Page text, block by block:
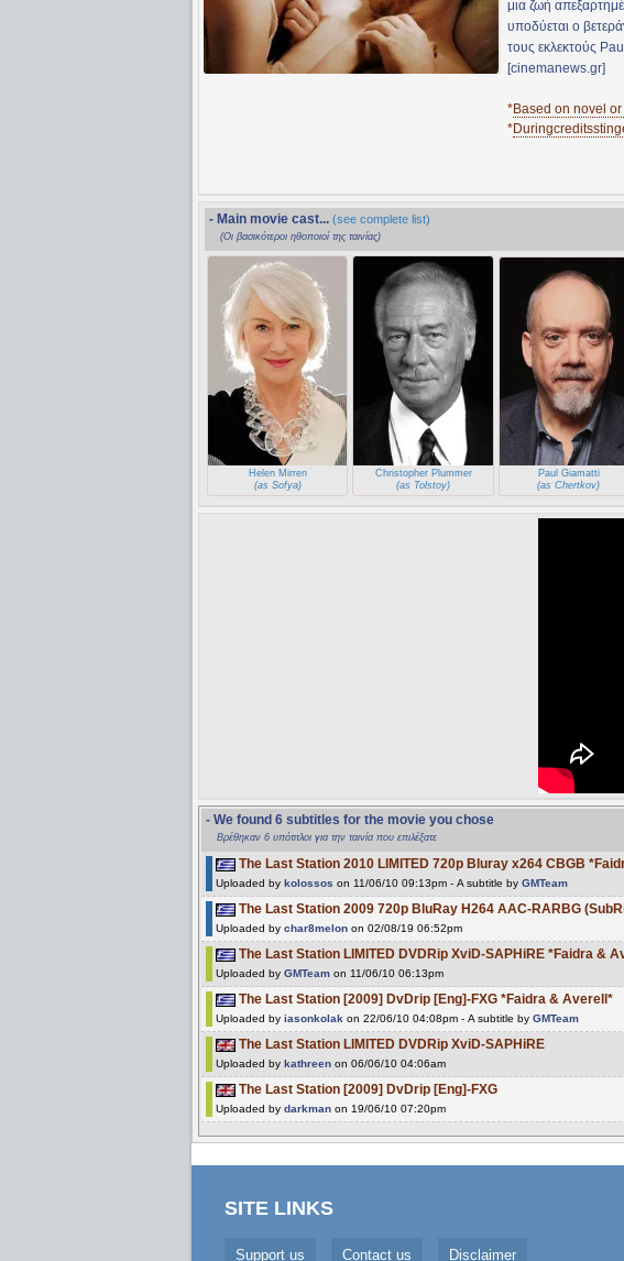
μια ζωή
υποδύεται ο
τους εκλεκτούς
[cinemanews.gr]
*Based on novel
*
- Main movie cast... (see complete list)
(Οι βασικότεροι ηθοποιοί της ταινίας)
Helen Mirren
(as Sofya)
Christopher Plummer
(as Tolstoy)
Paul Giamatti
(as Chertkov)
- We found 6 subtitles for the movie you chose
Βρέθηκαν 6 υπότιτλοι για την ταινία που επιλέξατε
The Last Station 2010 LIMITED 720p Bluray x264 CBGB
Uploaded by kolossos on 11/06/10 09:13pm - A subtitle by GMTeam
The Last Station 2009 720p BluRay H264 AAC-RARBG
Uploaded by char8melon on 02/08/19 06:52pm
The Last Station LIMITED DVDRip XviD-SAPHiRE *Faidra &
Uploaded by GMTeam on 11/06/10 06:13pm
The Last Station [2009] DvDrip [Eng]-FXG *Faidra & Averell*
Uploaded by iasonkolak on 22/06/10 04:08pm - A subtitle by GMTeam
The Last Station LIMITED DVDRip XviD-SAPHiRE
Uploaded by kathreen on 06/06/10 04:06am
The Last Station [2009] DvDrip [Eng]-FXG
Uploaded by darkman on 19/06/10 07:20pm
SITE LINKS
Support us Contact us Disclaimer